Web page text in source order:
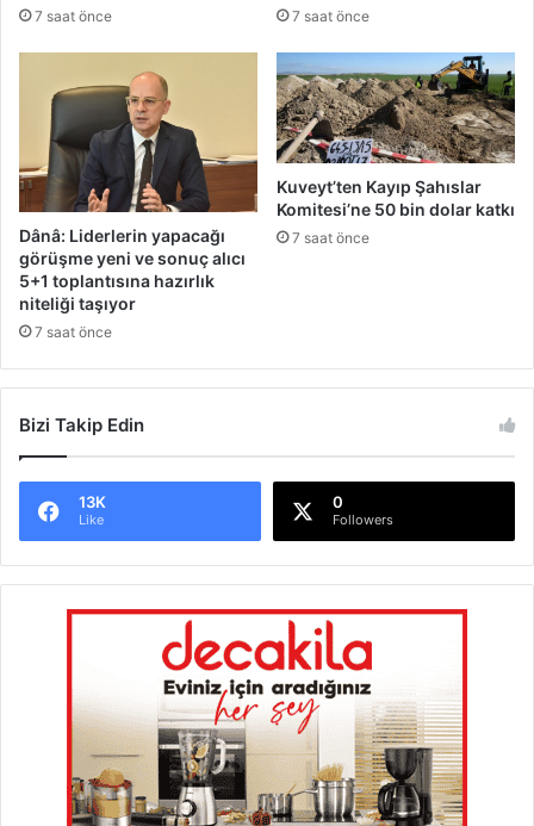
7 saat önce 7 saat önce
Dânâ: Liderlerin yapacağı
görüşme yeni ve sonuç alıcı
5+1 toplantısına hazırlık
niteliği taşıyor
7 saat önce
Kuveyt’ten Kayıp Şahıslar
Komitesi’ne 50 bin dolar katkı
7 saat önce
Bizi Takip Edin
13K
Like
0
Followers